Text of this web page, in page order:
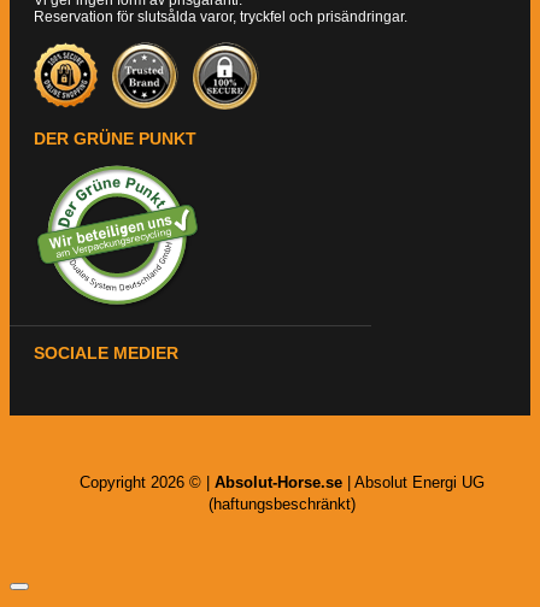
Reservation för slutsålda varor, tryckfel och prisändringar.
DER GRÜNE PUNKT
SOCIALE MEDIER
Copyright 2026 © | Absolut-Horse.se | Absolut Energi UG
(haftungsbeschränkt)